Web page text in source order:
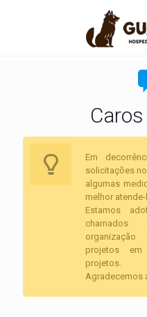
Em
solicitações
algumas
melhor
Estamos
projetos
projetos.
Agradecemos